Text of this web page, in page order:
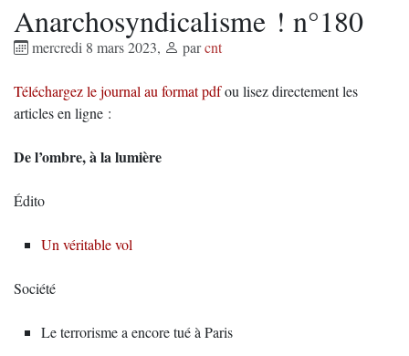
Anarchosyndicalisme ! n°180
mercredi 8 mars 2023, parcnt
Téléchargez le journal au format pdfou lisez directement les
articles en ligne :
De l’ombre, à la lumière
Édito
Un véritable vol
Société
Le terrorisme a encore tué à Paris